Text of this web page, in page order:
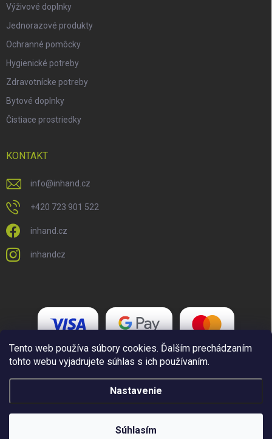
Tento web používa súbory cookies. Ďalším prechádzaním
tohto webu vyjadrujete súhlas s ich používaním.
Nastavenie
Súhlasím
Výživové doplnky
Jednorazové produkty
Ochranné pomôcky
Hygienické potreby
Zdravotnícke potreby
Bytové doplnky
Čistiace prostriedky
KONTAKT
info@inhand.cz
+420 723 901 522
inhand.cz
inhandcz
Copyright 2026Inhand.cz. Všetky práva vyhradené.Upraviť nastavenie
cookies